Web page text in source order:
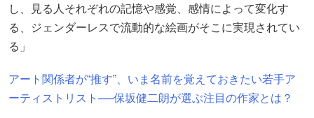
し、見る人それぞれの記憶や感覚、感情によって変化す
る、ジェンダーレスで流動的な絵画がそこに実現されてい
る」
アート関係者が“推す”、いま名前を覚えておきたい若手ア
ーティストリスト──保坂健二朗が選ぶ注目の作家とは？